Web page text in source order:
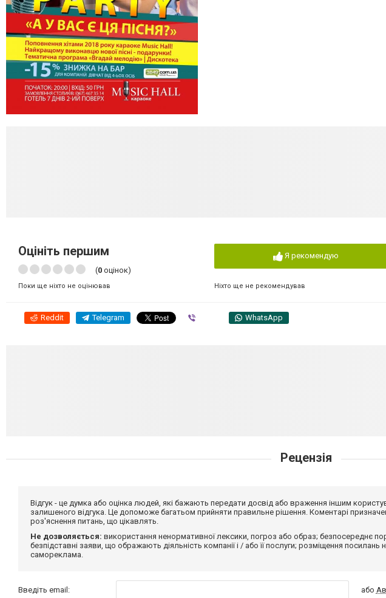
Оцініть першим
(0 оцінок)
Поки ще ніхто не оцінював
Я рекомендую
Ніхто ще не рекомендував
Reddit Telegram WhatsApp
Рецензія
Відгук - це думка або оцінка людей, які бажають передати досвід або враження іншим
залишеного відгука. Це допоможе багатьом прийняти правильне рішення. Коментарі
роз'яснення питань, що цікавлять.
Не дозволяється: використання ненормативної лексики, погроз або образ; безпосереднє
безпідставні заяви, що ображають діяльність компанії і / або її послуги; розміщення
самореклама.
Введіть email: або